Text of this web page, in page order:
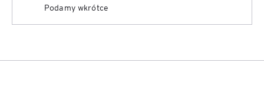
Podamy wkrótce